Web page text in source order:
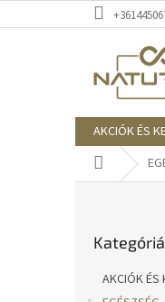
a
AKCIÓK ÉS
Kezdőlap
átugrása
AKCIÓK ÉS